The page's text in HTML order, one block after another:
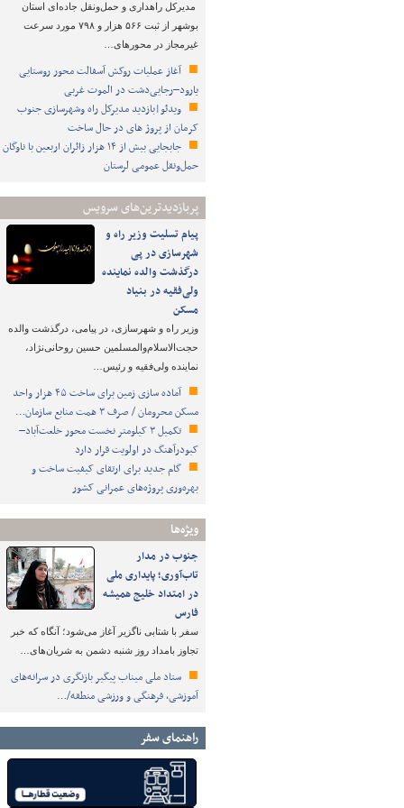
مدیرکل راهداری و حمل‌ونقل جاده‌ای استان
بوشهر از ثبت ۵۶۶ هزار و ۷۹۸ مورد سرعت
غیرمجاز در محورهای…
آغاز عملیات روکش آسفالت محور روستایی
یارود–رجایی‌دشت در الموت غربی
ویدئو|بازدید مدیرکل راه وشهرسازی جنوب
کرمان از پروژ های در حال ساخت
جابجایی بیش از ۱۴ هزار زائران اربعین با ناوگان
حمل‌ونقل عمومی لرستان
پربازدیدترین‌های سرویس
پیام تسلیت وزیر راه و
شهرسازی در پی
درگذشت والده نماینده
ولی‌فقیه در بنیاد
مسکن
وزیر راه و شهرسازی، در پیامی، درگذشت والده
حجت‌الاسلام‌والمسلمین حسین روحانی‌نژاد،
نماینده ولی‌فقیه و رئیس…
آماده سازی زمین برای ساخت ۴۵ هزار واحد
مسکن محرومان / صرف ۳ همت منابع سازمان…
تکمیل ۳ کیلومتر نخست محور خلعت‌آباد–
کبودرآهنگ در اولویت قرار دارد
گام جدید برای ارتقای کیفیت ساخت و
بهره‌وری پروژه‌های عمرانی کشور
ویژه‌ها
جنوب در مدار
تاب‌آوری؛ پایداری ملی
در امتداد خلیج همیشه
فارس
سفر با شتابی ناگزیر آغاز می‌شود؛ آنگاه که خبر
تجاوز بامداد روز شنبه دشمن به شریان‌های…
ستاد ملی میناب پیگیر بازنگری در سرانه‌های
آموزشی، فرهنگی و ورزشی منطقه/…
راهنمای سفر